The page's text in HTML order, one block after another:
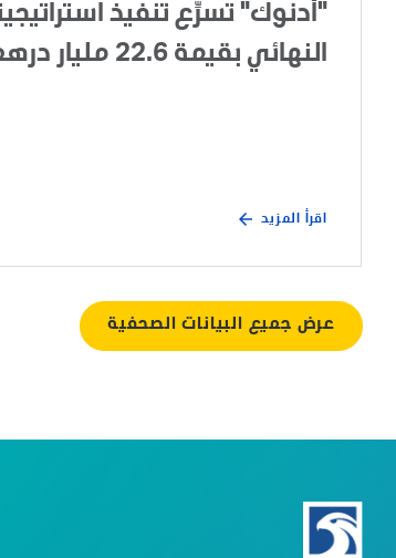
"أدنوك" تسرِّع تنفيذ
النهائي بقيمة 22.6 مليار درهم في مشروع تطوير الغطاء الغازي لحقل أم الشيف
اقرأ المزيد
عرض جميع البيانات الصحفية